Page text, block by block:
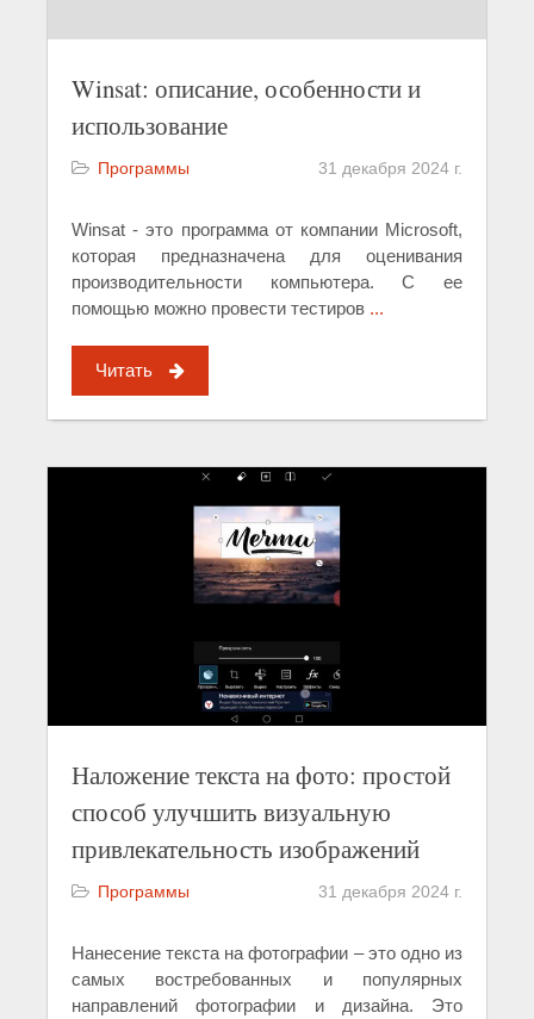
Winsat: описание, особенности и
использование
Программы 31 декабря 2024 г.
Winsat - это программа от компании Microsoft,
которая предназначена для оценивания
производительности компьютера. С ее
помощью можно провести тестиров ...
Читать
Наложение текста на фото: простой
способ улучшить визуальную
привлекательность изображений
Программы 31 декабря 2024 г.
Нанесение текста на фотографии – это одно из
самых востребованных и популярных
направлений фотографии и дизайна. Это